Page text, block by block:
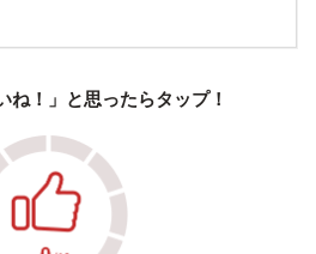
ね！」と思ったらタップ！